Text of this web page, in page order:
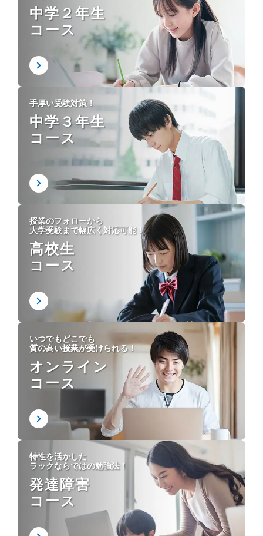
中学２年生
コース
手厚い受験対策！
中学３年生
コース
授業のフォローから
大学受験まで幅広く対応可能！
高校生
コース
いつでもどこでも
質の高い授業が受けられる！
オンライン
コース
特性を活かした
ラックならではの勉強法！
発達障害
コース